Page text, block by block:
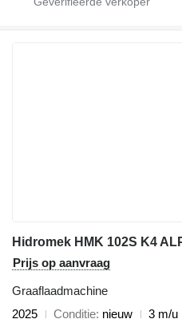
Hidromek HMK 102S K4
Prijs op aanvraag
Graaflaadmachine
2025
Conditie nieuw 3 m/u